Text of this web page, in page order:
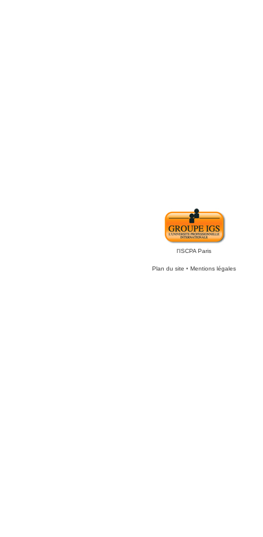
l'ISCPA Paris
Plan du site • Mentions légales